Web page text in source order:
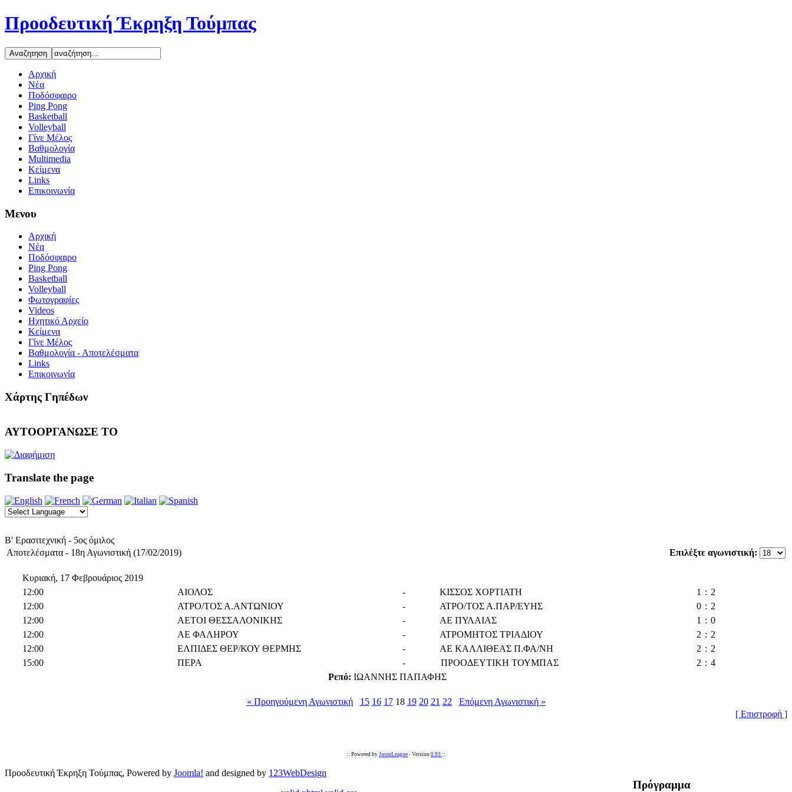
Προοδευτική Έκρηξη Τούμπας
Αρχική
Νέα
Ποδόσφαιρο
Ping Pong
Basketball
Volleyball
Γίνε Μέλος
Βαθμολογία
Multimedia
Κείμενα
Links
Επικοινωνία
Μενου
Αρχική
Νέα
Ποδόσφαιρο
Ping Pong
Basketball
Volleyball
Φωτογραφίες
Videos
Ηχητικό Αρχείο
Κείμενα
Γίνε Μέλος
Βαθμολογία - Αποτελέσματα
Links
Επικοινωνία
Χάρτης Γηπέδων
ΑΥΤΟΟΡΓΑΝΩΣΕ ΤΟ
Translate the page
Β' Ερασιτεχνική - 5ος όμιλος
Αποτελέσματα - 18η Αγωνιστική (17/02/2019)
Επιλέξτε αγωνιστική:
Κυριακή, 17 Φεβρουάριος 2019
12:00
ΑΙΟΛΟΣ - ΚΙΣΣΟΣ ΧΟΡΤΙΑΤΗ 1 : 2
12:00
ΑΤΡΟ/ΤΟΣ Α.ΑΝΤΩΝΙΟΥ - ΑΤΡΟ/ΤΟΣ Α.ΠΑΡ/ΕΥΗΣ 0 : 2
12:00
ΑΕΤΟΙ ΘΕΣΣΑΛΟΝΙΚΗΣ - ΑΕ ΠΥΛΑΙΑΣ 1 : 0
12:00
ΑΕ ΦΑΛΗΡΟΥ - ΑΤΡΟΜΗΤΟΣ ΤΡΙΑΔΙΟΥ 2 : 2
12:00
ΕΛΠΙΔΕΣ ΘΕΡ/ΚΟΥ ΘΕΡΜΗΣ - ΑΕ ΚΑΛΛΙΘΕΑΣ Π.ΦΑ/ΝΗ 2 : 2
15:00
ΠΕΡΑ - ΠΡΟΟΔΕΥΤΙΚΗ ΤΟΥΜΠΑΣ 2 : 4
Ρεπό: ΙΩΑΝΝΗΣ ΠΑΠΑΦΗΣ
« Προηγούμενη Αγωνιστική 15 16 1718 19 20 21 22
Επόμενη Αγωνιστική »
[ Επιστροφή ]
:: Powered by JoomLeague - Version 0.93 ::
Πρόγραμμα
Προοδευτική Έκρηξη Τούμπας, Powered by Joomla! and designed by 123WebDesign